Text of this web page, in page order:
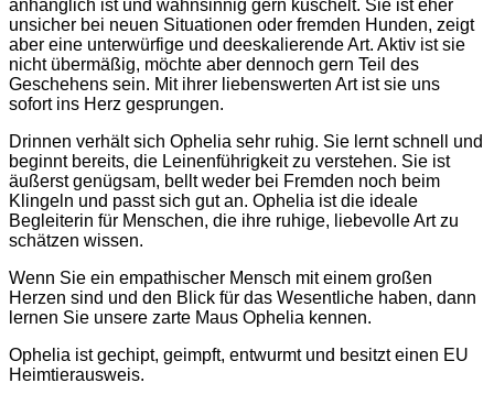
anhänglich ist und wahnsinnig gern kuschelt. Sie ist eher
unsicher bei neuen Situationen oder fremden Hunden, zeigt
aber eine unterwürfige und deeskalierende Art. Aktiv ist sie
nicht übermäßig, möchte aber dennoch gern Teil des
Geschehens sein. Mit ihrer liebenswerten Art ist sie uns
sofort ins Herz gesprungen.
Drinnen verhält sich Ophelia sehr ruhig. Sie lernt schnell und
beginnt bereits, die Leinenführigkeit zu verstehen. Sie ist
äußerst genügsam, bellt weder bei Fremden noch beim
Klingeln und passt sich gut an. Ophelia ist die ideale
Begleiterin für Menschen, die ihre ruhige, liebevolle Art zu
schätzen wissen.
Wenn Sie ein empathischer Mensch mit einem großen
Herzen sind und den Blick für das Wesentliche haben, dann
lernen Sie unsere zarte Maus Ophelia kennen.
Ophelia ist gechipt, geimpft, entwurmt und besitzt einen EU
Heimtierausweis.